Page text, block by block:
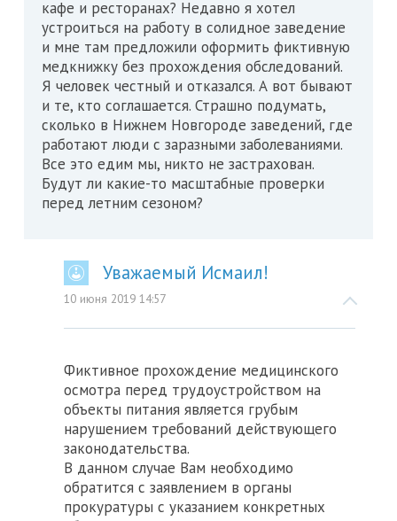
кафе и ресторанах? Недавно я хотел
устроиться на работу в солидное заведение
и мне там предложили оформить фиктивную
медкнижку без прохождения обследований.
Я человек честный и отказался. А вот бывают
и те, кто соглашается. Страшно подумать,
сколько в Нижнем Новгороде заведений, где
работают люди с заразными заболеваниями.
Все это едим мы, никто не застрахован.
Будут ли какие-то масштабные проверки
перед летним сезоном?
Уважаемый Исмаил!
10 июня 2019 14:57
Фиктивное прохождение медицинского
осмотра перед трудоустройством на
объекты питания является грубым
нарушением требований действующего
законодательства.
В данном случае Вам необходимо
обратится с заявлением в органы
прокуратуры с указанием конкретных